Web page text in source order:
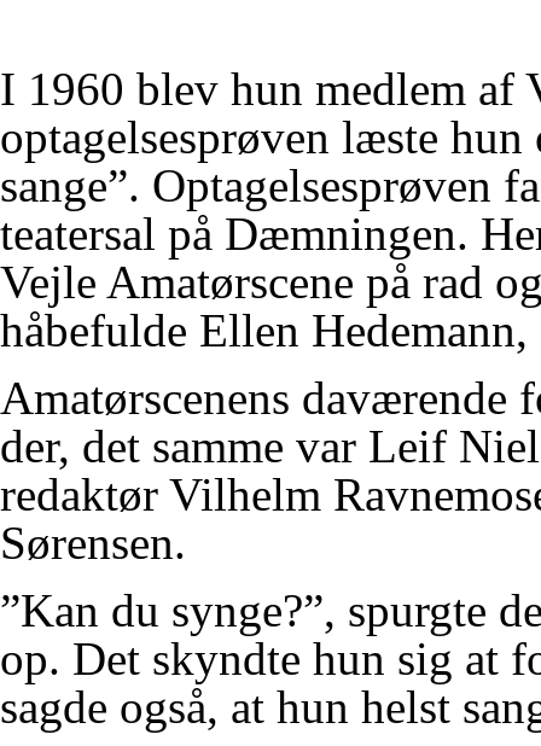
I 1960 blev hun medlem af
optagelsesprøven læste
sange”. Optagelsesprøven
teatersal på Dæmningen.
Vejle Amatørscene på rad
håbefulde Ellen
Amatørscenens daværende
der, det samme var Leif
redaktør Vilhelm
Sørensen.
”Kan du synge?”, spurgte
op. Det skyndte hun sig at
sagde også, at hun helst